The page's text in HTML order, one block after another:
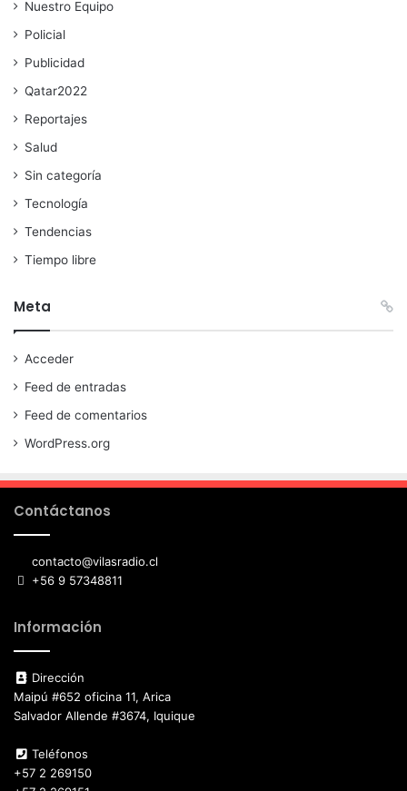
Nuestro Equipo
Policial
Publicidad
Qatar2022
Reportajes
Salud
Sin categoría
Tecnología
Tendencias
Tiempo libre
Meta
Acceder
Feed de entradas
Feed de comentarios
WordPress.org
Contáctanos
contacto@vilasradio.cl
+56 9 57348811
Información
Dirección
Maipú #652 oficina 11, Arica
Salvador Allende #3674, Iquique
Teléfonos
+57 2 269150